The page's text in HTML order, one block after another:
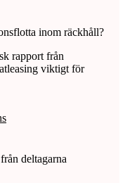
inom räckhåll?
rapport från
viktigt för
deltagarna